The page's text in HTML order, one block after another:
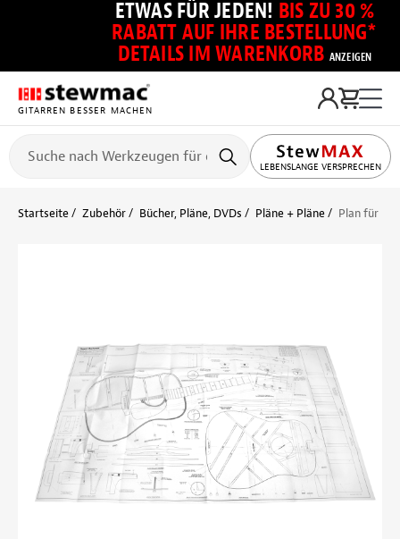
ETWAS FÜR JEDEN! BIS ZU 30 %
RABATT AUF IHRE BESTELLUNG*
DETAILS IM WARENKORB ANZEIGEN
GITARREN BESSER MACHEN
LEBENSLANGE VERSPRECHEN
Startseite Zubehör Bücher, Pläne, DVDs Pläne + Pläne Plan für